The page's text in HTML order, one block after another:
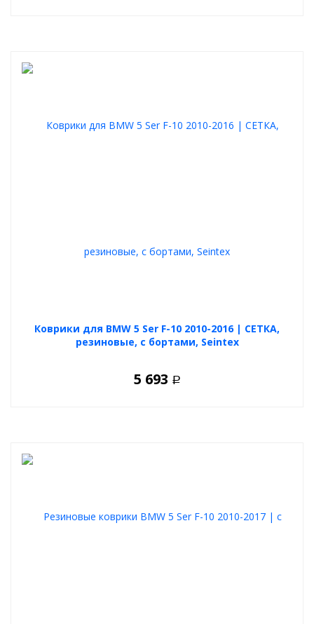
Коврики для BMW 5 Ser F-10 2010-2016 | СЕТКА,
резиновые, с бортами, Seintex
5 693 Р